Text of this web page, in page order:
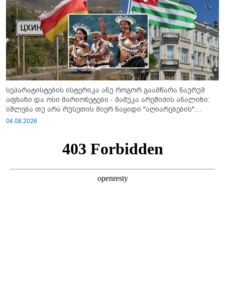
სეპარატისტების ისტერიკა ანუ როგორ გაამწარა ნაურუმ
აფხაზი და ოსი მარიონეტები - მამუკა არეშიძის ანალიზი:
იშლება თუ არა რუსეთის მიერ ნაყიდი "აღიარებების"
სისტემა?!
04.08.2026